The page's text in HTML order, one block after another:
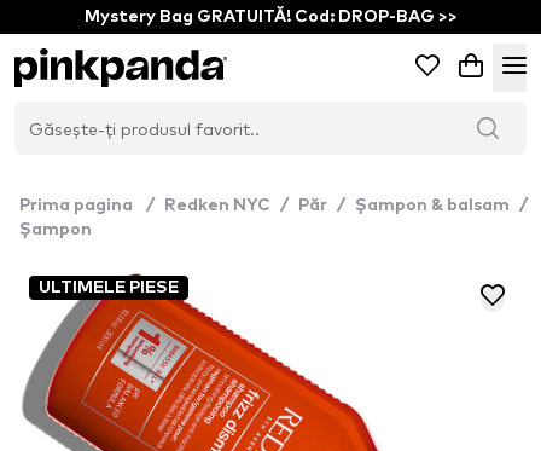
Mystery Bag GRATUITĂ! Cod: DROP-BAG >>
Prima pagina / Redken NYC / Păr / Șampon & balsam
/
Șampon
ULTIMELE PIESE